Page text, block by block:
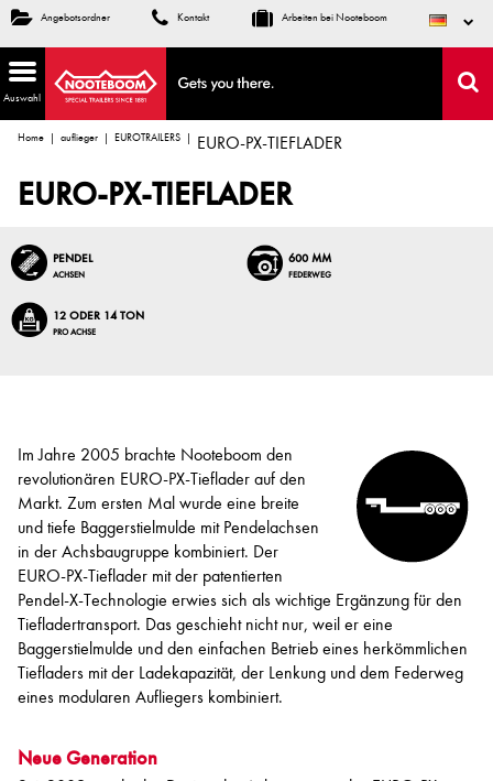
Angebotsordner Kontakt Arbeiten bei Nooteboom
Auswahl
Home auflieger EUROTRAILERS EURO-PX-TIEFLADER
EURO-PX-TIEFLADER
PENDEL
ACHSEN
600 MM
FEDERWEG
12 ODER 14 TON
PRO ACHSE
Im Jahre 2005 brachte Nooteboom den
revolutionären EURO-PX-Tieflader auf den
Markt. Zum ersten Mal wurde eine breite
und tiefe Baggerstielmulde mit Pendelachsen
in der Achsbaugruppe kombiniert. Der
EURO-PX-Tieflader mit der patentierten
Pendel-X-Technologie erwies sich als wichtige Ergänzung für den
Tiefladertransport. Das geschieht nicht nur, weil er eine
Baggerstielmulde und den einfachen Betrieb eines herkömmlichen
Tiefladers mit der Ladekapazität, der Lenkung und dem Federweg
eines modularen Aufliegers kombiniert.
Neue Generation